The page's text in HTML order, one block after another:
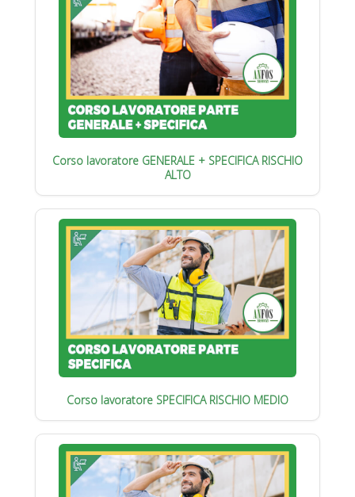
Corso lavoratore GENERALE + SPECIFICA RISCHIO
ALTO
Corso lavoratore SPECIFICA RISCHIO MEDIO